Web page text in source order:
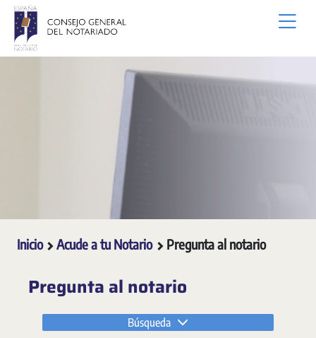
Saltar al contenido principal
Inicio Acude a tu Notario Pregunta al notario
Pregunta al notario
Búsqueda